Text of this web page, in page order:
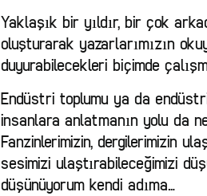
Yaklaşık bir yıldır, bir çok
oluşturarak yazarlarımızın
duyurabilecekleri biçimde
Endüstri toplumu ya da
insanlara anlatmanın yolu da
Fanzinlerimizin, dergilerimizin
sesimizi ulaştırabileceğimizi
düşünüyorum kendi adıma…